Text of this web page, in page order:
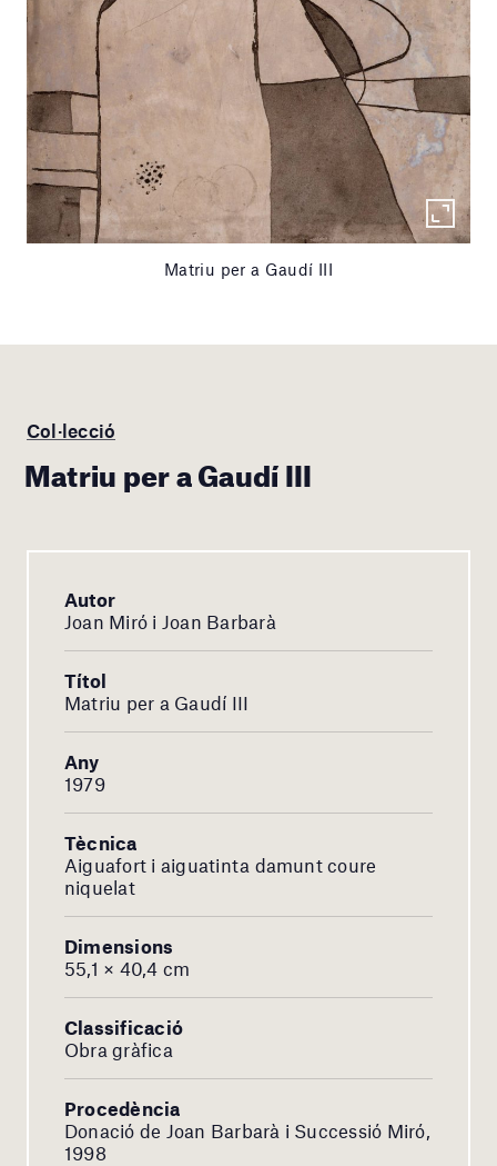
Matriu per a Gaudí III
Col·lecció
Matriu per a Gaudí III
Autor
Joan Miró i Joan Barbarà
Títol
Matriu per a Gaudí III
Any
1979
Tècnica
Aiguafort i aiguatinta damunt coure
niquelat
Dimensions
55,1 × 40,4 cm
Classificació
Obra gràfica
Procedència
Donació de Joan Barbarà i Successió Miró,
1998